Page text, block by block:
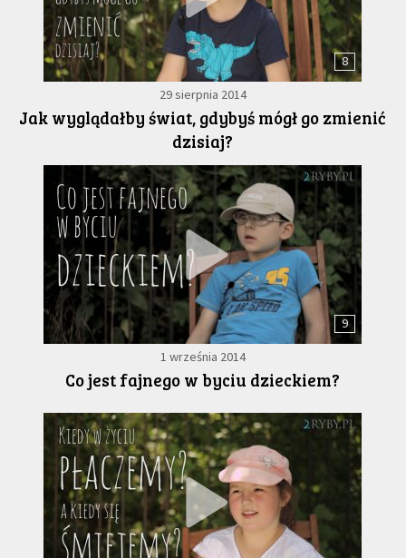
8
29 sierpnia 2014
Jak wyglądałby świat, gdybyś mógł go zmienić
dzisiaj?
9
1 września 2014
Co jest fajnego w byciu dzieckiem?